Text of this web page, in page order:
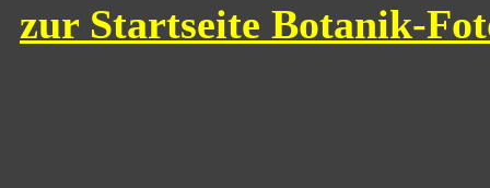
zur Startseite Botanik-